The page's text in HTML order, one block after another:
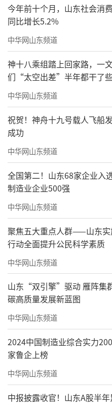
员的恪尽职守与无私
的平安喜乐，勉励大
自身防护，严格落实
期间医疗服务有序、院
今年前十个月，山东社会消
同比增长5.2%
中华网山东频道
神十八乘组踏上回家路，一
们“太空出差”半年都干了
中华网山东频道
祝贺！神舟十九号载人飞船
成功
中华网山东频道
全国第二！山东68家企业入
制造业企业500强
中华网山东频道
聚焦五大重点人群——山东
行动全面提升公民科学素质
中华网山东频道
山东“双引擎”驱动 雁阵集
碳高质量发展新蓝图
中华网山东频道
2024中国制造业综合实力
家鲁企上榜
中华网山东频道
中报披露收官！山东A股半